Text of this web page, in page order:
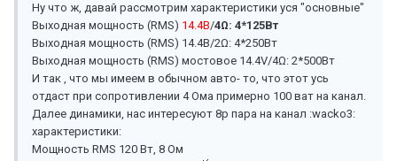
Ну что ж, давай рассмотрим характеристики уся "основные"
Выходная мощность (RMS) 14.4В/4Ω: 4*125Вт
Выходная мощность (RMS) 14.4В/2Ω: 4*250Вт
Выходная мощность (RMS) мостовое 14.4V/4Ω: 2*500Вт
И так , что мы имеем в обычном авто- то, что этот усь
отдаст при сопротивлении 4 Ома примерно 100 ват на канал.
Далее динамики, нас интересуют 8р пара на канал :wacko3:
характеристики:
Мощность RMS 120 Вт, 8 Ом